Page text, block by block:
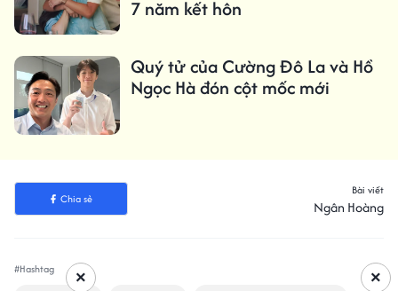
7 năm kết hôn
Quý tử của Cường Đô La và Hồ
Ngọc Hà đón cột mốc mới
Chia sẻ
Bài viết
Ngân Hoàng
#Hashtag ×
×